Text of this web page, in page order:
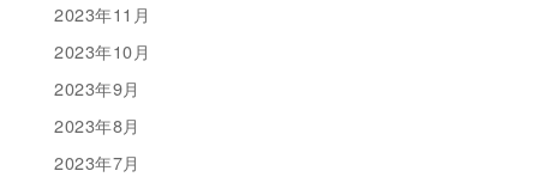
2023年11月
2023年10月
2023年9月
2023年8月
2023年7月